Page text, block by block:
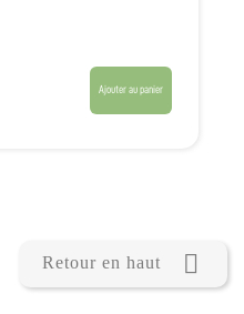
Ajouter au panier
Retour en haut 